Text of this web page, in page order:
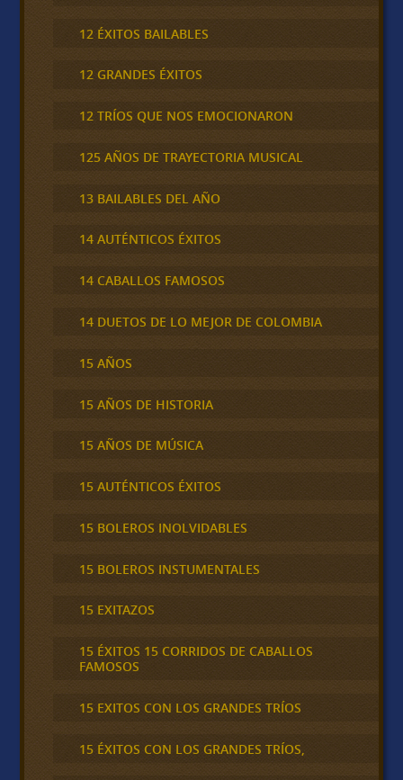
12 ÉXITOS BAILABLES
12 GRANDES ÉXITOS
12 TRÍOS QUE NOS EMOCIONARON
125 AÑOS DE TRAYECTORIA MUSICAL
13 BAILABLES DEL AÑO
14 AUTÉNTICOS ÉXITOS
14 CABALLOS FAMOSOS
14 DUETOS DE LO MEJOR DE COLOMBIA
15 AÑOS
15 AÑOS DE HISTORIA
15 AÑOS DE MÚSICA
15 AUTÉNTICOS ÉXITOS
15 BOLEROS INOLVIDABLES
15 BOLEROS INSTUMENTALES
15 EXITAZOS
15 ÉXITOS 15 CORRIDOS DE CABALLOS
FAMOSOS
15 EXITOS CON LOS GRANDES TRÍOS
15 ÉXITOS CON LOS GRANDES TRÍOS,